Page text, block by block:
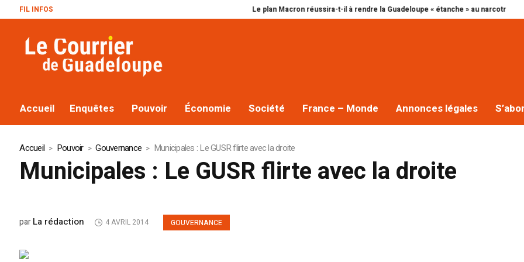
FIL INFOS Le plan Macron réussira-t-il à rendre la Guadeloupe « étanche » au narcotrafic ? Cap
Accueil Enquêtes Pouvoir Économie Société France – Monde Annonces légales
Accueil Pouvoir Gouvernance Municipales : Le GUSR flirte avec la droite
Municipales : Le GUSR flirte avec la droite
GOUVERNANCE
parLa rédaction 4 AVRIL 2014